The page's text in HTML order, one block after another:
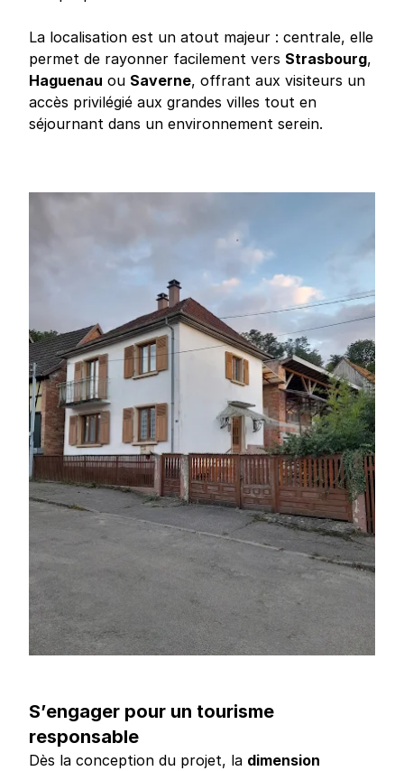
La localisation est un atout majeur : centrale, elle
permet de rayonner facilement vers Strasbourg,
Haguenau ou Saverne, offrant aux visiteurs un
accès privilégié aux grandes villes tout en
séjournant dans un environnement serein.
S’engager pour un tourisme
responsable
Dès la conception du projet, la dimension